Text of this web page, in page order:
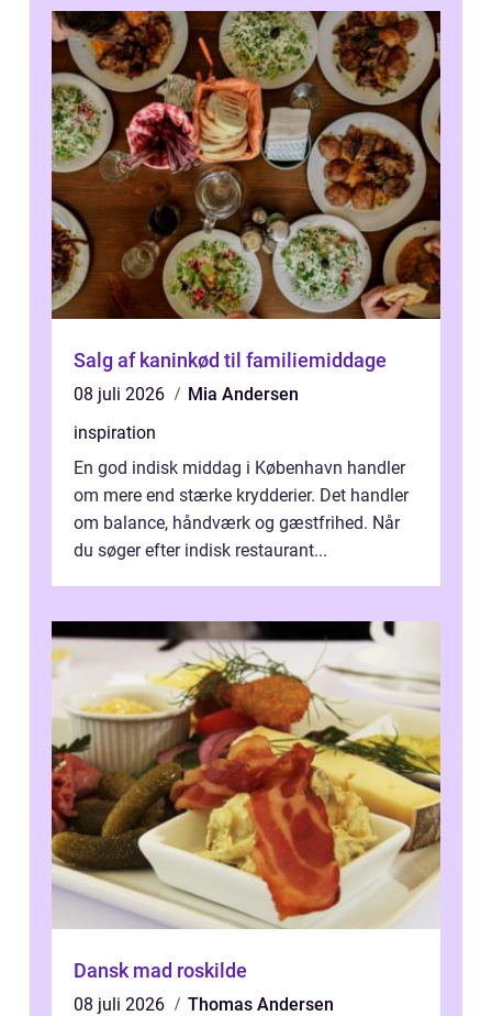
Salg af kaninkød til familiemiddage
08 juli 2026
Mia Andersen
inspiration
En god indisk middag i København handler
om mere end stærke krydderier. Det handler
om balance, håndværk og gæstfrihed. Når
du søger efter indisk restaurant...
Dansk mad roskilde
08 juli 2026 Thomas Andersen